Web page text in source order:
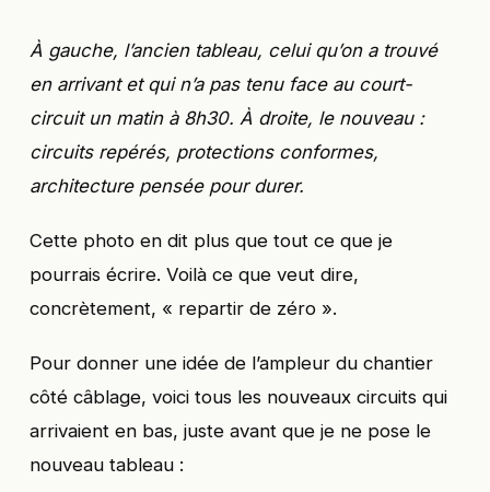
À gauche, l’ancien tableau, celui qu’on a trouvé
en arrivant et qui n’a pas tenu face au court-
circuit un matin à 8h30. À droite, le nouveau :
circuits repérés, protections conformes,
architecture pensée pour durer.
Cette photo en dit plus que tout ce que je
pourrais écrire. Voilà ce que veut dire,
concrètement, « repartir de zéro ».
Pour donner une idée de l’ampleur du chantier
côté câblage, voici tous les nouveaux circuits qui
arrivaient en bas, juste avant que je ne pose le
nouveau tableau :